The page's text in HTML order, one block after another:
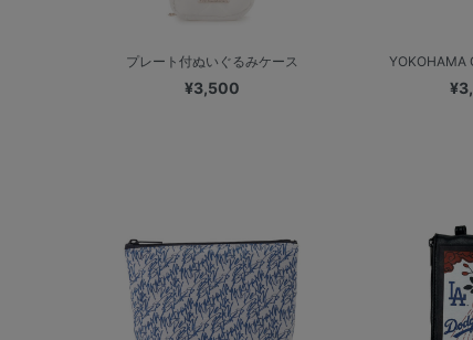
プレート付ぬいぐるみケース
¥3,500
YOKOHAMA